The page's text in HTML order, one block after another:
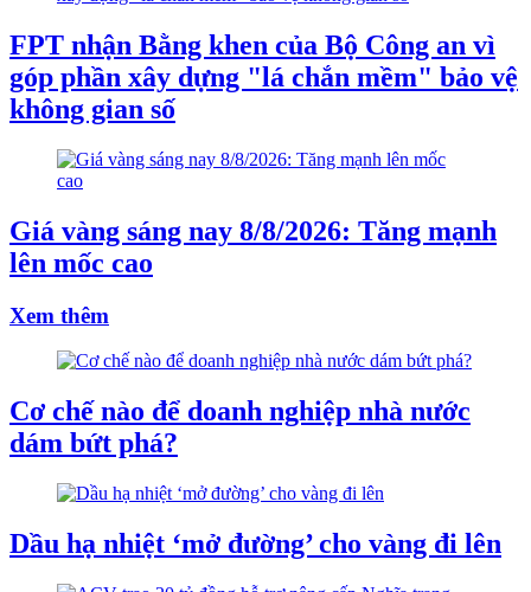
FPT nhận Bằng khen của Bộ Công an vì
góp phần xây dựng "lá chắn mềm" bảo vệ
không gian số
Giá vàng sáng nay 8/8/2026: Tăng mạnh
lên mốc cao
Xem thêm
Cơ chế nào để doanh nghiệp nhà nước
dám bứt phá?
Dầu hạ nhiệt ‘mở đường’ cho vàng đi lên